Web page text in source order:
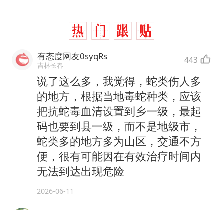
有态度网友0syqRs
吉林长春 443
说了这么多，我觉得，蛇类伤人多
的地方，根据当地毒蛇种类，应该
把抗蛇毒血清设置到乡一级，最起
码也要到县一级，而不是地级市，
蛇类多的地方多为山区，交通不方
便，很有可能因在有效治疗时间内
无法到达出现危险
2026-06-11